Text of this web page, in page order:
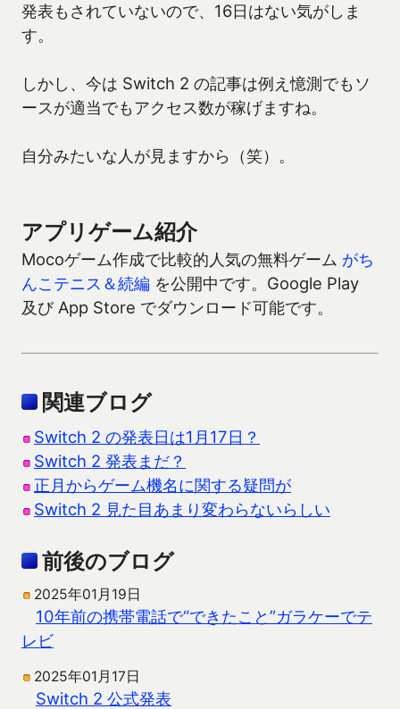
発表もされていないので、16日はない気がしま
す。
しかし、今は Switch 2 の記事は例え憶測でもソ
ースが適当でもアクセス数が稼げますね。
自分みたいな人が見ますから（笑）。
アプリゲーム紹介
Mocoゲーム作成で比較的人気の無料ゲーム がち
んこテニス＆続編 を公開中です。Google Play
及び App Store でダウンロード可能です。
関連ブログ
Switch 2 の発表日は1月17日？
Switch 2 発表まだ？
正月からゲーム機名に関する疑問が
Switch 2 見た目あまり変わらないらしい
前後のブログ
2025年01月19日
10年前の携帯電話で“できたこと”ガラケーでテ
レビ
2025年01月17日
Switch 2 公式発表